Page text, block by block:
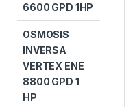
6600 GPD 1HP
OSMOSIS
INVERSA
VERTEX ENE
8800 GPD 1
HP